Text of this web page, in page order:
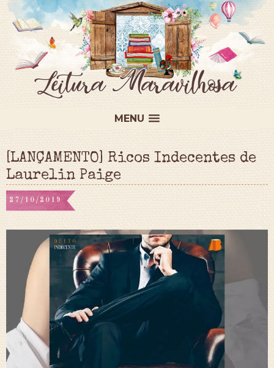
MENU
[LANÇAMENTO] Ricos Indecentes de
Laurelin Paige
27/10/2019